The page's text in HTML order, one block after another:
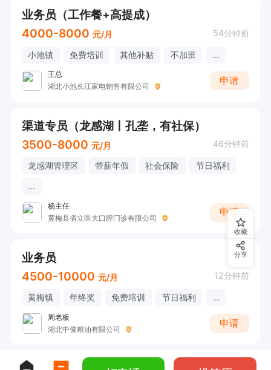
业务员（工作餐+高提成）
4000-8000 元/月 54分钟前
小池镇 免费培训 其他补贴 不加班 ...
王总
湖北小池长江家电销售有限公司
申请
渠道专员（龙感湖丨孔垄，有社保）
3500-8000 元/月 46分钟前
龙感湖管理区 带薪年假 社会保险
节日福利
...
杨主任
黄梅县省立医大口腔门诊有限公司
申请
业务员
4500-10000 元/月 12分钟前
黄梅镇 年终奖 免费培训 节日福利 ...
周老板
湖北中俊粮油有限公司
申请
收藏
分享